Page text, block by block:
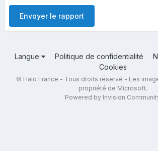
Envoyer le rapport
Langue Politique de confidentialité
Cookies
© Halo France - Tous droits réservé - Les
propriété de Microsoft.
Powered by Invision